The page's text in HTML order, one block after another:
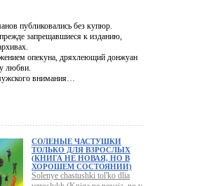
публиковались без купюр.
запрещавшиеся к изданию,
опекуна, дряхлеющий донжуан
любви.
мужского внимания…
СОЛЕНЫЕ ЧАСТУШКИ
ТОЛЬКО ДЛЯ ВЗРОСЛЫХ
(КНИГА НЕ НОВАЯ, НО В
ХОРОШЕМ СОСТОЯНИИ)
Solenye chastushki tol'ko dlia